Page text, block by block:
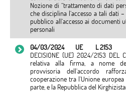
Nozione di “trattamento di dati
che disciplina l’accesso a tali dati
pubblico all’accesso ai documenti
personali
04/03/2024
UE
L 2153
DECISIONE (UE) 2024/2153 DEL
relativa alla firma, a nome
provvisoria dell’accordo
cooperazione tra l’Unione
parte, e la Repubblica del